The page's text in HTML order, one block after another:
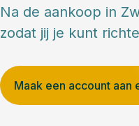
Na de aankoop in
zodat jij je kunt
Maak een account aan